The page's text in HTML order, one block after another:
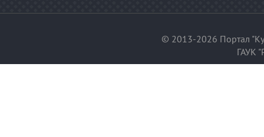
© 2013-2026 Портал
ГАУК